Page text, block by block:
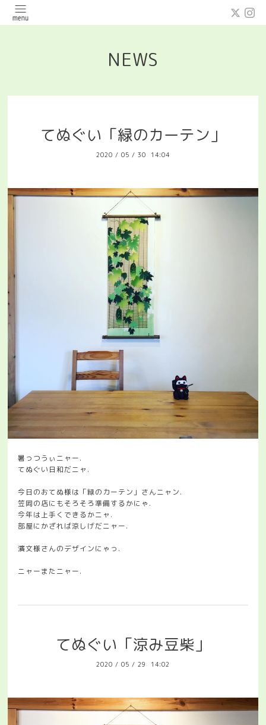
NEWS
てぬぐい「緑のカーテン」
2020 / 05 / 30 14:04
暑っつうぃニャー.
てぬぐい日和だニャ.
今日のおてぬ様は「緑のカーテン」さんニャン.
笠岡の店にもそろそろ準備するかにゃ.
今年は上手くできるかニャ.
部屋にかざれば涼しげだニャー.
濱文様さんのデザインにゃっ.
ニャーまたニャー.
てぬぐい「涼み豆柴」
2020 / 05 / 29 14:02